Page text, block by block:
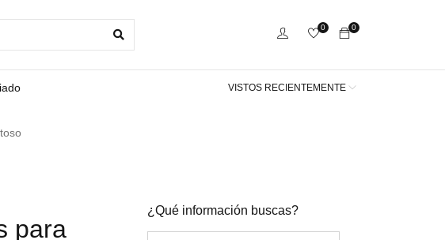
0
0
VISTOS RECIENTEMENTE
para
¿Qué información buscas?